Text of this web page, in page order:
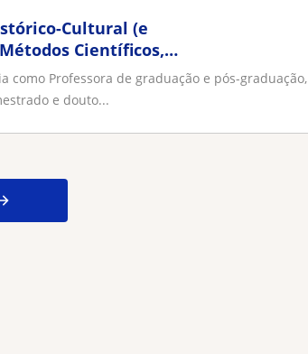
Cultural (e
Científicos,
como Professora de graduação e pós-graduação,
e douto...